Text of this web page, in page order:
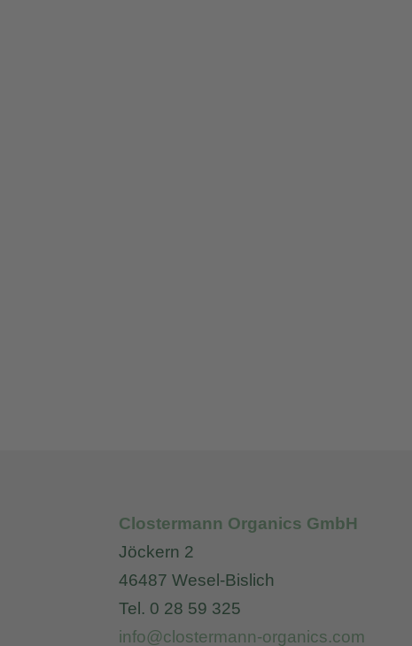
Clostermann Organics GmbH
Jöckern 2
46487 Wesel-Bislich
Tel. 0 28 59 325
info@clostermann-organics.com